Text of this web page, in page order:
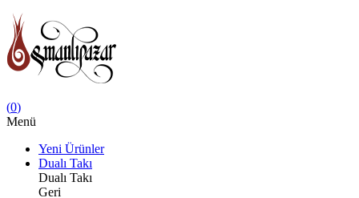
(0)
Menü
Yeni Ürünler
Dualı Takı
Dualı Takı
Geri